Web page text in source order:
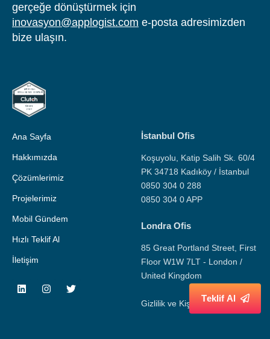
gerçeğe dönüştürmek için
inovasyon@applogist.com e-posta adresimizden
bize ulaşın.
Teklif Al
Ana Sayfa
Hakkımızda
Çözümlerimiz
Projelerimiz
Mobil Gündem
Hızlı Teklif Al
İletişim
İstanbul Ofis
Koşuyolu, Katip Salih Sk. 60/4
PK 34718 Kadıköy / İstanbul
0850 304 0 288
0850 304 0 APP
Londra Ofis
85 Great Portland Street, First
Floor W1W 7LT - London /
United Kingdom
Gizlilik ve Kişisel Veri Politikası